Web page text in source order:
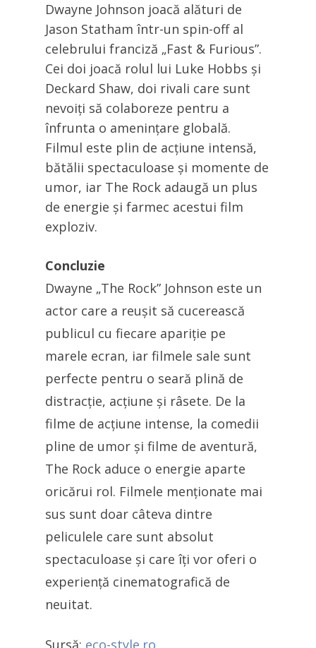
Dwayne Johnson joacă alături de
Jason Statham într-un spin-off al
celebrului franciză „Fast & Furious”.
Cei doi joacă rolul lui Luke Hobbs și
Deckard Shaw, doi rivali care sunt
nevoiți să colaboreze pentru a
înfrunta o amenințare globală.
Filmul este plin de acțiune intensă,
bătălii spectaculoase și momente de
umor, iar The Rock adaugă un plus
de energie și farmec acestui film
exploziv.
Concluzie
Dwayne „The Rock” Johnson este un
actor care a reușit să cucerească
publicul cu fiecare apariție pe
marele ecran, iar filmele sale sunt
perfecte pentru o seară plină de
distracție, acțiune și râsete. De la
filme de acțiune intense, la comedii
pline de umor și filme de aventură,
The Rock aduce o energie aparte
oricărui rol. Filmele menționate mai
sus sunt doar câteva dintre
peliculele care sunt absolut
spectaculoase și care îți vor oferi o
experiență cinematografică de
neuitat.
Sursă: eco-style.ro